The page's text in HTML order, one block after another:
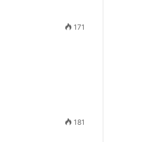
171
181